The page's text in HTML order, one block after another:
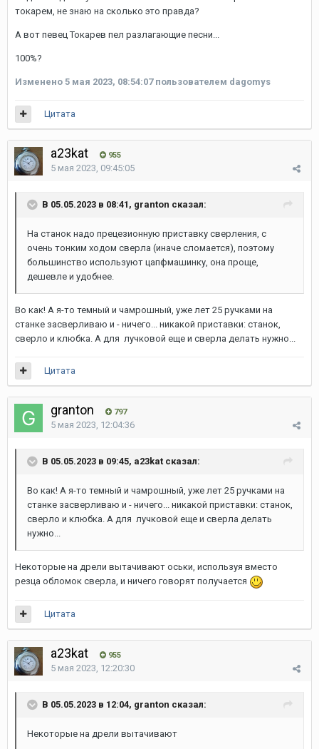
токарем, не знаю на сколько это правда?
А вот певец Токарев пел разлагающие песни...
100%?
Изменено 5 мая 2023, 08:54:07пользователем dagomys
Цитата
a23kat 955
5 мая 2023, 09:45:05
В 05.05.2023 в 08:41, granton сказал:
На станок надо прецезионную приставку сверления, с
очень тонким ходом сверла (иначе сломается), поэтому
большинство используют цапфмашинку, она проще,
дешевле и удобнее.
Во как! А я-то темный и чамрошный, уже лет 25 ручками на
станке засверливаю и - ничего... никакой приставки: станок,
сверло и клюбка. А для лучковой еще и сверла делать нужно...
Цитата
granton 797
5 мая 2023, 12:04:36
В 05.05.2023 в 09:45, a23kat сказал:
Во как! А я-то темный и чамрошный, уже лет 25 ручками на
станке засверливаю и - ничего... никакой приставки: станок,
сверло и клюбка. А для лучковой еще и сверла делать
нужно...
Некоторые на дрели вытачивают оськи, используя вместо
резца обломок сверла, и ничего говорят получается
Цитата
a23kat 955
5 мая 2023, 12:20:30
В 05.05.2023 в 12:04, granton сказал:
Некоторые на дрели вытачивают